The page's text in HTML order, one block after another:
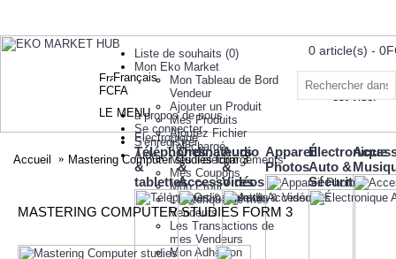
Liste de souhaits (0)
Mon Eko Market
Mon Tableau de Bord
Vendeur
Ajouter un Produit
Mes Produits
Ajoutez Fichier
Telechargé
Mes Téléchargements
Mes Coupons
Mon Profil
L’historique de mes
Vendeurs
Les Transactions de
mes Vendeurs
Mon Adhesion
0 article(s) -
Votre panier
est vide!
Français
FCFA
à propos de nous
Se connecter
S'enregistrer
Aide
LE MENU
Electronique
Téléphones
&
tablettes
Ordinateurs
&
Accessoires
Audio
&
Vidéos
Appareil
Photos
Électronique
Auto &
Sécurité
Accueil Mastering Computer studies form 3
MASTERING COMPUTER STUDIES FORM 3